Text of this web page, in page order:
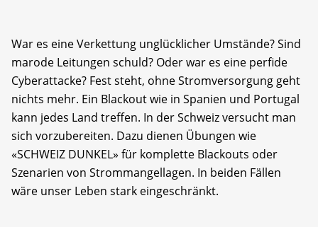
War es eine Verkettung unglücklicher Umstände? Sind
marode Leitungen schuld? Oder war es eine perfide
Cyberattacke? Fest steht, ohne Stromversorgung geht
nichts mehr. Ein Blackout wie in Spanien und Portugal
kann jedes Land treffen. In der Schweiz versucht man
sich vorzubereiten. Dazu dienen Übungen wie
«SCHWEIZ DUNKEL» für komplette Blackouts oder
Szenarien von Strommangellagen. In beiden Fällen
wäre unser Leben stark eingeschränkt.